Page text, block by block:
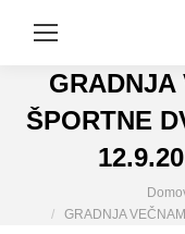
GRADNJA
ŠPORTNE
GRADNJA